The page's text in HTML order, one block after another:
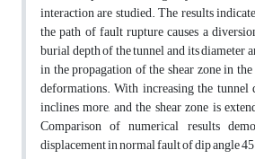
interaction are studied. The results
the path of fault rupture causes a
burial depth of the tunnel and its diameter
in the propagation of the shear zone in
deformations. With increasing the tunnel
inclines more, and the shear zone is
Comparison of numerical results
displacement in normal fault of dip angle